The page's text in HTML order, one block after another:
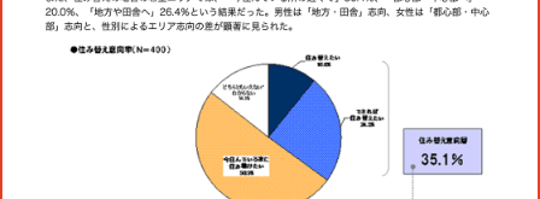
アクティベーション
メディアビジネス
ガバナンス
本社・支社アクセス